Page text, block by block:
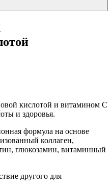
кислотой и витамином С
и здоровья.
формула на основе
коллаген,
глюкозамин, витаминный
другого для